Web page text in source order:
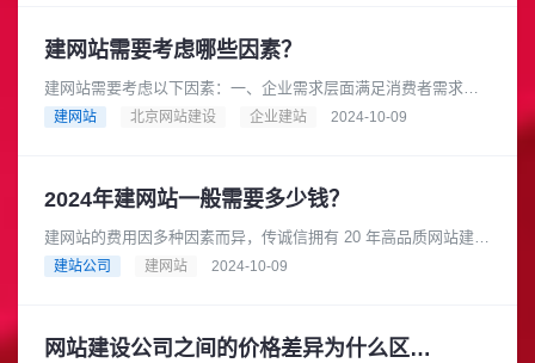
建网站需要考虑哪些因素？
建网站需要考虑以下因素：一、企业需求层面满足消费者需求：
在互联网时代，消费者在产品研究、查询地点和营业时间等方面
建网站 北京网站建设 企业建站 2024-10-09
2024年建网站一般需要多少钱？
建网站的费用因多种因素而异，传诚信拥有 20 年高品质网站建设
经验，是成熟可靠的网络品牌建设合作伙伴。在长期的发展过程
建站公司 建网站 2024-10-09
网站建设公司之间的价格差异为什么区别大